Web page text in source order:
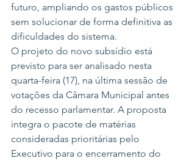
futuro, ampliando os gastos públicos
sem solucionar de forma definitiva as
dificuldades do sistema.
O projeto do novo subsídio está
previsto para ser analisado nesta
quarta-feira (17), na última sessão de
votações da Câmara Municipal antes
do recesso parlamentar. A proposta
integra o pacote de matérias
consideradas prioritárias pelo
Executivo para o encerramento do